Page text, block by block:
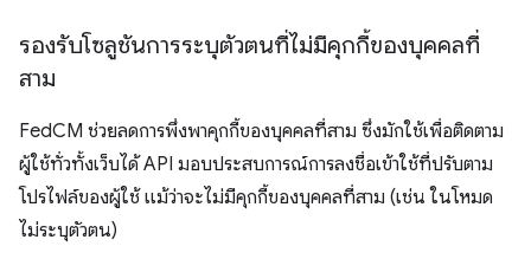
รองรับโซลูชันการระบุตัวตนที่ไม่มีคุกกี้ของบุคคลที่
สาม
FedCM ช่วยลดการพึ่งพาคุกกี้ของบุคคลที่สาม ซึ่งมักใช้เพื่อติดตาม
ผู้ใช้ทั่วทั้งเว็บได้ API มอบประสบการณ์การลงชื่อเข้าใช้ที่ปรับตาม
โปรไฟล์ของผู้ใช้ แม้ว่าจะไม่มีคุกกี้ของบุคคลที่สาม (เช่น ในโหมด
ไม่ระบุตัวตน)